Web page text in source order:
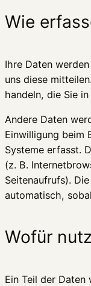
Wie
Ihre Daten
uns diese
handeln, die Sie
Andere Daten
Einwilligung beim
Systeme erfasst.
(z. B.
Seitenaufrufs).
automatisch,
Wofür
Ein Teil der